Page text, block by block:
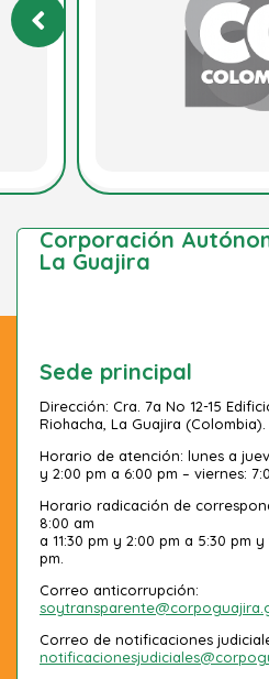
Corporación
La Guajira
Sede principal
Dirección: Cra. 7a No 12-15
Riohacha, La Guajira (Colombia).
Horario de atención: lunes a
y 2:00 pm a 6:00 pm – viernes:
Horario radicación de
8:00 am
a 11:30 pm y 2:00 pm a 5:30 pm
pm.
Correo anticorrupción:
Correo de notificaciones